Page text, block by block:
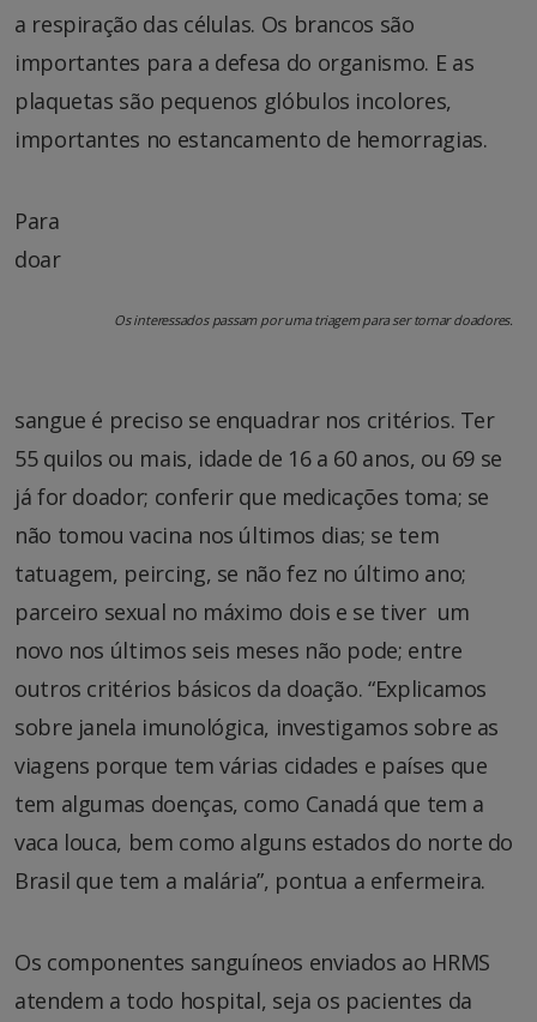
a respiração das células. Os brancos são
importantes para a defesa do organismo. E as
plaquetas são pequenos glóbulos incolores,
importantes no estancamento de hemorragias.
Os interessados passam por uma triagem para ser tornar doadores.
Para
doar
sangue é preciso se enquadrar nos critérios. Ter
55 quilos ou mais, idade de 16 a 60 anos, ou 69 se
já for doador; conferir que medicações toma; se
não tomou vacina nos últimos dias; se tem
tatuagem, peircing, se não fez no último ano;
parceiro sexual no máximo dois e se tiver um
novo nos últimos seis meses não pode; entre
outros critérios básicos da doação. “Explicamos
sobre janela imunológica, investigamos sobre as
viagens porque tem várias cidades e países que
tem algumas doenças, como Canadá que tem a
vaca louca, bem como alguns estados do norte do
Brasil que tem a malária”, pontua a enfermeira.
Os componentes sanguíneos enviados ao HRMS
atendem a todo hospital, seja os pacientes da